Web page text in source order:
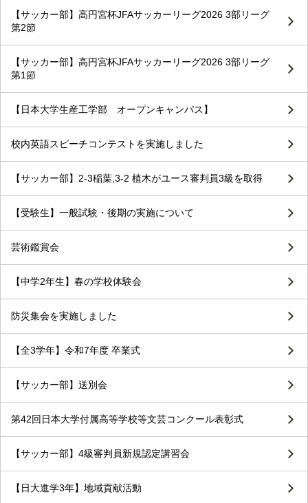
【サッカー部】高円宮杯JFAサッカーリーグ2026 3部リーグ
第2節
【サッカー部】高円宮杯JFAサッカーリーグ2026 3部リーグ
第1節
【日本大学生産工学部 オープンキャンパス】
校内英語スピーチコンテストを実施しました
【サッカー部】2-3稲葉,3-2 植木がユース審判員3級を取得
【受験生】一般試験・後期の実施について
芸術鑑賞会
【中学2年生】春の学校体験会
防災集会を実施しました
【全3学年】令和7年度 卒業式
【サッカー部】送別会
第42回日本大学付属高等学校等文芸コンクール表彰式
【サッカー部】4級審判員新規認定講習会
【日大進学3年】地域貢献活動